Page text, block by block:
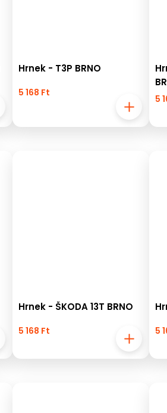
Hrnek - T3P BRNO
5 168 Ft
5
Hrnek - ŠKODA 13T BRNO
5 168 Ft 5